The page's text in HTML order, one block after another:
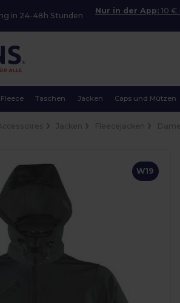
in 24-48h Stunden
Nur in der App: 10 €
Taschen Jacken Caps und Mützen
W19